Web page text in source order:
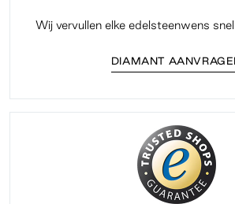
Wij vervullen elke edelsteenwens
DIAMANT